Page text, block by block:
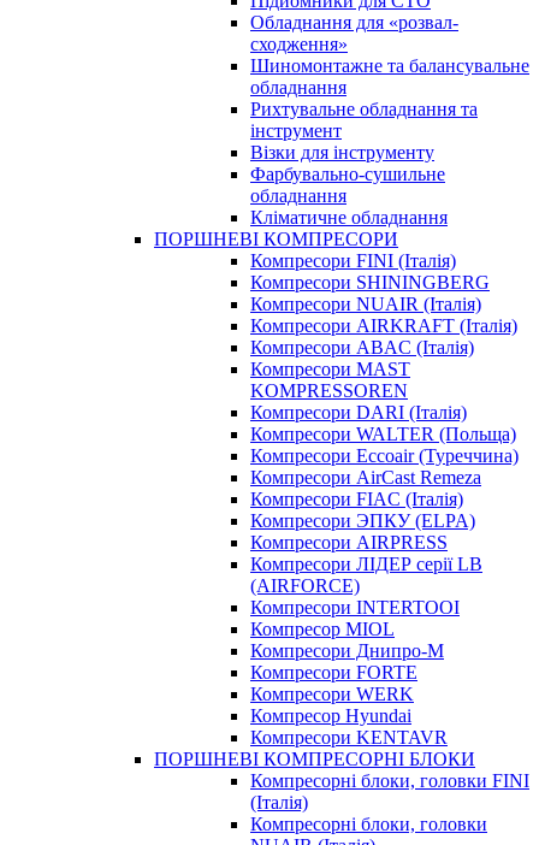
Обладнання для «розвал-
сходження»
Шиномонтажне та балансувальне
обладнання
Рихтувальне обладнання та
інструмент
Візки для інструменту
Фарбувально-сушильне
обладнання
Кліматичне обладнання
ПОРШНЕВІ КОМПРЕСОРИ
Компресори FINI (Італія)
Компресори SHININGBERG
Компресори NUAIR (Італія)
Компресори AIRKRAFT (Італія)
Компресори ABAC (Італія)
Компресори MAST
KOMPRESSOREN
Компресори DARI (Італія)
Компресори WALTER (Польща)
Компресори Eccoair (Туреччина)
Компресори AirCast Remeza
Компресори FIAC (Італія)
Компресори ЭПКУ (ELPA)
Компресори AIRPRESS
Компресори ЛІДЕР серії LB
(AIRFORCE)
Компресори INTERTOOI
Компресор MIOL
Компресори Днипро-М
Компресори FORTE
Компресори WERK
Компресор Hyundai
Компресори KENTAVR
ПОРШНЕВІ КОМПРЕСОРНІ БЛОКИ
Компресорні блоки, головки FINI
(Італія)
Компресорні блоки, головки